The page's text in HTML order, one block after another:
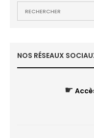
NOS RÉSEAUX
☛